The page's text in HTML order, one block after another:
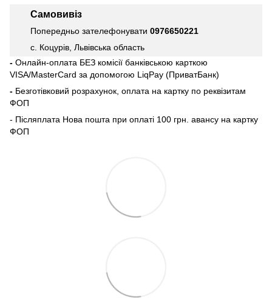
Самовивіз
Попередньо зателефонувати 0976650221
с. Коцурів, Львівська область
- Онлайн-оплата БЕЗ комісії банківською карткою
VISA/MasterCard за допомогою LiqPay (ПриватБанк)
- Безготівковий розрахунок, оплата на картку по реквізитам
ФОП
- Післяплата Нова пошта при оплаті 100 грн. авансу на картку
ФОП